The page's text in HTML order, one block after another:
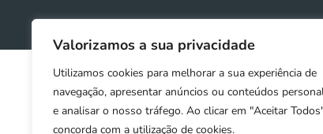
Valorizamos a sua privacidade
Utilizamos cookies para melhorar a sua experiência de
navegação, apresentar anúncios ou conteúdos
e analisar o nosso tráfego. Ao clicar em "Aceitar
concorda com a utilização de cookies.